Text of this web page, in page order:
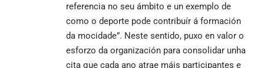
referencia no seu ámbito e un exemplo de
como o deporte pode contribuír á formación
da mocidade”. Neste sentido, puxo en valor o
esforzo da organización para consolidar unha
cita que cada ano atrae máis participantes e